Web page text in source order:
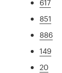
617
851
886
149
20